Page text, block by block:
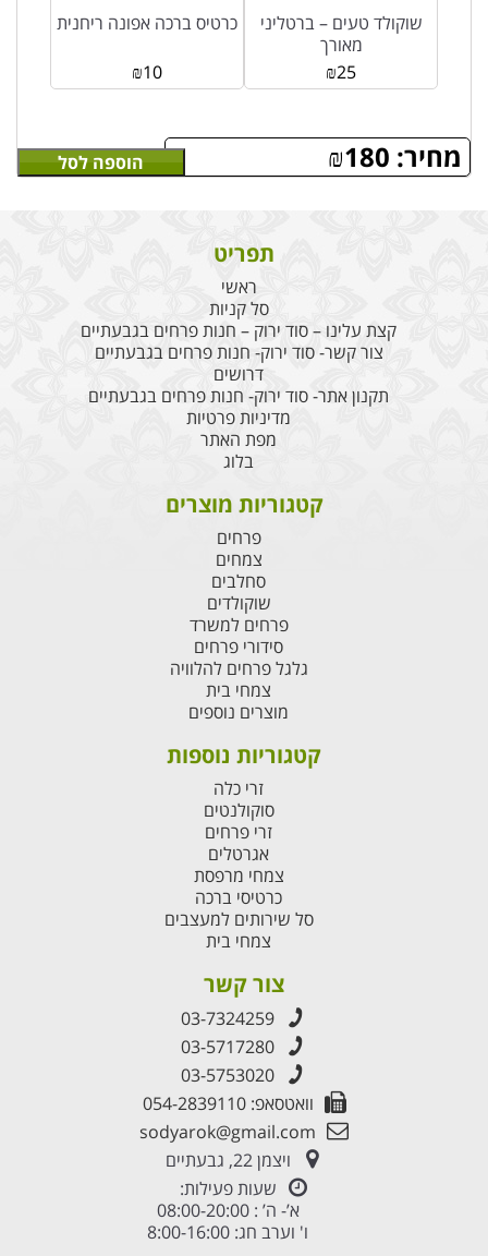
מחיר: ₪180 הוספה לסל
כרטיס ברכה אפונה ריחנית
₪10
שוקולד טעים – ברטליני
מאורך
₪25
תפריט
ראשי
סל קניות
קצת עלינו – סוד ירוק – חנות פרחים בגבעתיים
צור קשר- סוד ירוק- חנות פרחים בגבעתיים
דרושים
תקנון אתר- סוד ירוק- חנות פרחים בגבעתיים
מדיניות פרטיות
מפת האתר
בלוג
קטגוריות מוצרים
פרחים
צמחים
סחלבים
שוקולדים
פרחים למשרד
סידורי פרחים
גלגל פרחים להלוויה
צמחי בית
מוצרים נוספים
קטגוריות נוספות
זרי כלה
סוקולנטים
זרי פרחים
אגרטלים
צמחי מרפסת
כרטיסי ברכה
סל שירותים למעצבים
צמחי בית
צור קשר
03-7324259
03-5717280
03-5753020
וואטסאפ: 054-2839110
sodyarok@gmail.com
ויצמן 22, גבעתיים
שעות פעילות:
א’- ה’ : 08:00-20:00
ו' וערב חג: 8:00-16:00